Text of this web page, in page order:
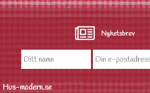
Nyhetsbrev
Hus-modern.se